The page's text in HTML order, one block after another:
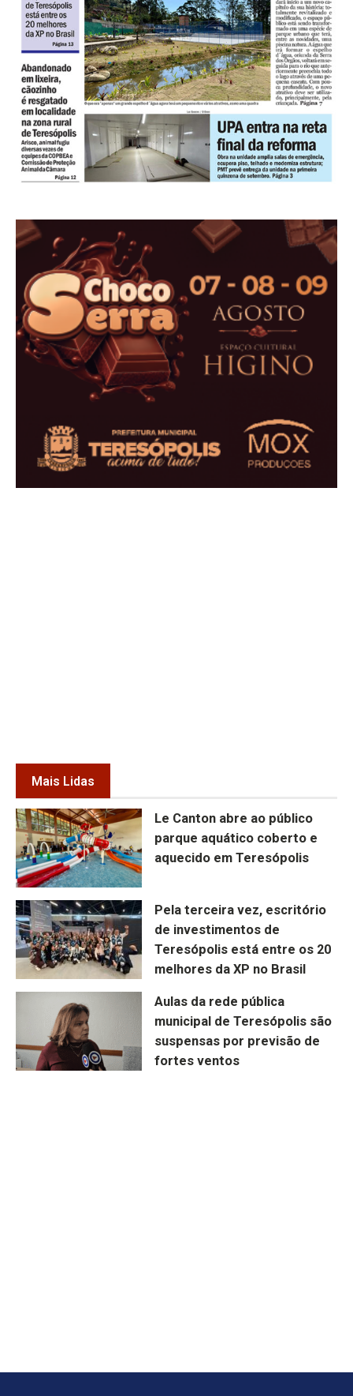
Mais Lidas
Le Canton abre ao público
parque aquático coberto e
aquecido em Teresópolis
Pela terceira vez, escritório
de investimentos de
Teresópolis está entre os 20
melhores da XP no Brasil
Aulas da rede pública
municipal de Teresópolis são
suspensas por previsão de
fortes ventos